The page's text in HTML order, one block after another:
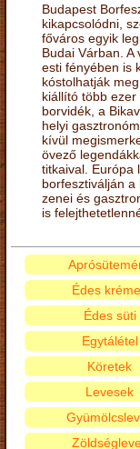
Budapest
kikapcsolódni,
főváros egyik
Budai Várban.
esti fényében is
kóstolhatják
kiállító több
borvidék, a
helyi
kívül
övező
titkaival. Európa
borfesztiválján
zenei és
is
Édes
Édes süti
Egytálétel
Köretek
Levesek